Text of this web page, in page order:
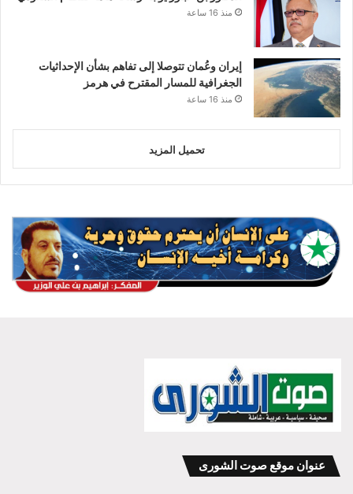
منذ 16 ساعة
إيران وعُمان تتوصلا إلى تفاهم بشأن الإحداثيات
الجغرافية للمسار المقترح في هرمز
منذ 16 ساعة
تحميل المزيد
عنوان موقع صوت الشورى